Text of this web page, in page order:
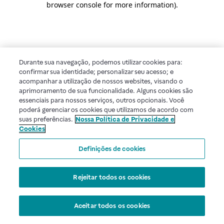
browser console for more information).
Durante sua navegação, podemos utilizar cookies para:
confirmar sua identidade; personalizar seu acesso; e
acompanhar a utilização de nossos websites, visando o
aprimoramento de sua funcionalidade. Alguns cookies são
essenciais para nossos serviços, outros opcionais. Você
poderá gerenciar os cookies que utilizamos de acordo com
suas preferências. Nossa Política de Privacidade e
Cookies
Definições de cookies
Rejeitar todos os cookies
Aceitar todos os cookies